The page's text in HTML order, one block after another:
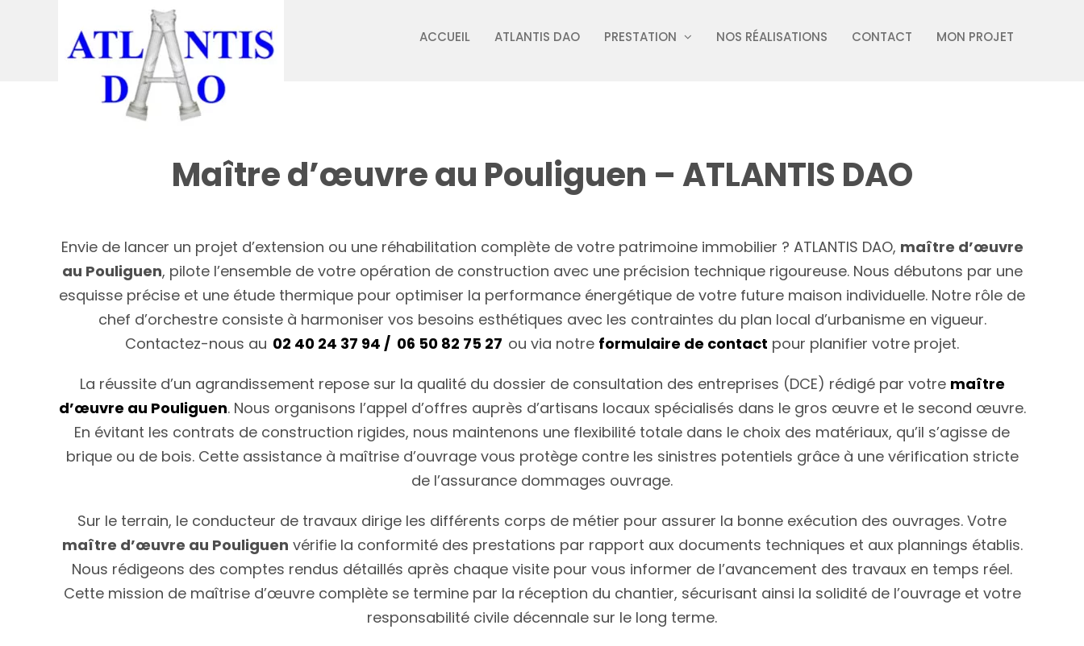
ACCUEIL ATLANTIS DAO PRESTATION NOS RÉALISATIONS CONTACT MON PROJET
Maître d’œuvre au Pouliguen – ATLANTIS DAO
Envie de lancer un projet d’extension ou une réhabilitation complète de votre patrimoine immobilier ? ATLANTIS DAO, maître d’œuvre
au Pouliguen, pilote l’ensemble de votre opération de construction avec une précision technique rigoureuse. Nous débutons par une
esquisse précise et une étude thermique pour optimiser la performance énergétique de votre future maison individuelle. Notre rôle de
chef d’orchestre consiste à harmoniser vos besoins esthétiques avec les contraintes du plan local d’urbanisme en vigueur.
Contactez-nous au 02 40 24 37 94 / 06 50 82 75 27 ou via notre formulaire de contact pour planifier votre projet.
La réussite d’un agrandissement repose sur la qualité du dossier de consultation des entreprises (DCE) rédigé par votre maître
d’œuvre au Pouliguen. Nous organisons l’appel d’offres auprès d’artisans locaux spécialisés dans le gros œuvre et le second œuvre.
En évitant les contrats de construction rigides, nous maintenons une flexibilité totale dans le choix des matériaux, qu’il s’agisse de
brique ou de bois. Cette assistance à maîtrise d’ouvrage vous protège contre les sinistres potentiels grâce à une vérification stricte
de l’assurance dommages ouvrage.
Sur le terrain, le conducteur de travaux dirige les différents corps de métier pour assurer la bonne exécution des ouvrages. Votre
maître d’œuvre au Pouliguen vérifie la conformité des prestations par rapport aux documents techniques et aux plannings établis.
Nous rédigeons des comptes rendus détaillés après chaque visite pour vous informer de l’avancement des travaux en temps réel.
Cette mission de maîtrise d’œuvre complète se termine par la réception du chantier, sécurisant ainsi la solidité de l’ouvrage et votre
responsabilité civile décennale sur le long terme.